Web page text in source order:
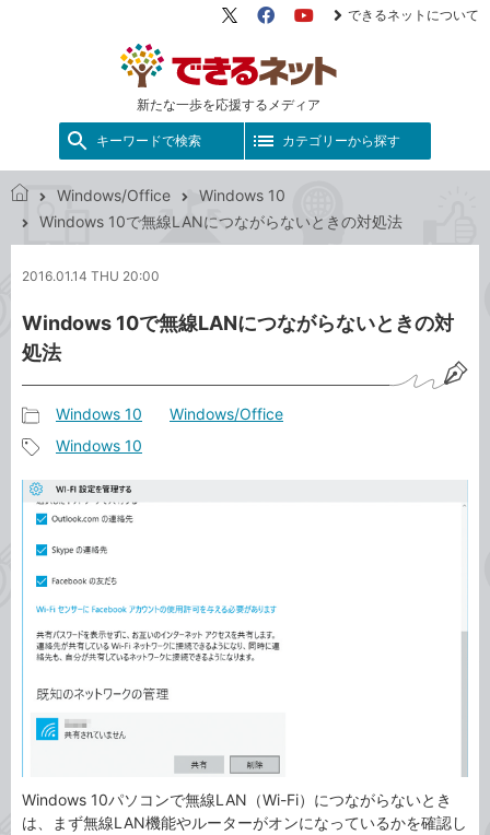
新たな一歩を応援するメディア
X（旧
FacebookYouTube
できるネットについて
キーワードで検索 カテゴリーから探す
で
ネ
ト
Windows/Office
Windows 10
Windows 10で無線LANにつながらないときの対処法
2016.01.14 THU 20:00
Windows 10で無線LANにつながらないときの対
処法
事
カ
テ
Windows 10 Windows/Office
事
タ
グ
Windows 10
Windows 10パソコンで無線LAN（Wi-Fi）につながらないとき
は、まず無線LAN機能やルーターがオンになっているかを確認し